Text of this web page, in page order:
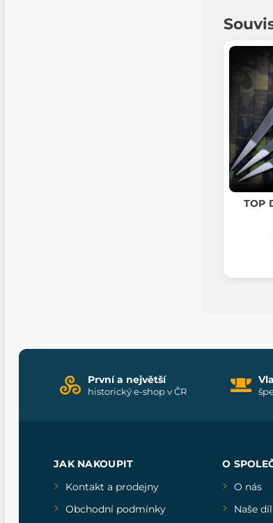
TOP
První a největší
historický e-shop v ČR
JAK NAKOUPIT
Kontakt a prodejny
Obchodní podmínky
O
O nás
Naše